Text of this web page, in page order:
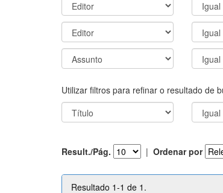
Utilizar filtros para refinar o resultado de
Result./Pág. | Ordenar por
Resultado 1-1 de 1.